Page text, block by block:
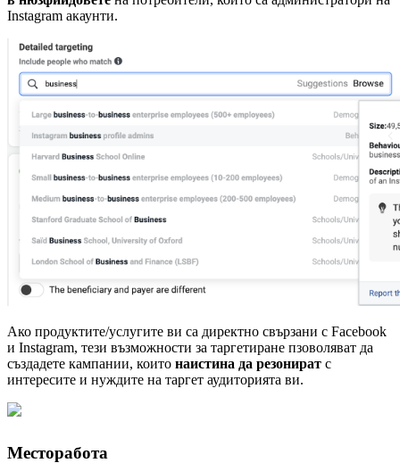
Instagram акаунти.
Ако продуктите/услугите ви са директно свързани с Facebook
и Instagram, тези възможности за таргетиране пзоволяват да
създадете кампании, които наистина да резонират с
интересите и нуждите на таргет аудиторията ви.
Месторабота